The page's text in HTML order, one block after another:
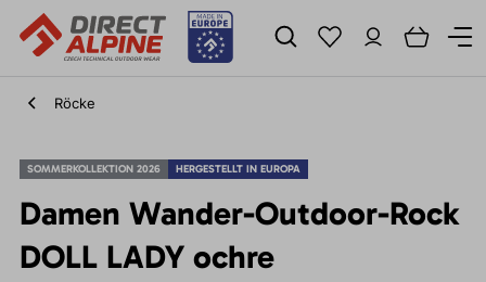
Röcke
SOMMERKOLLEKTION 2026 HERGESTELLT IN EUROPA
Damen Wander-Outdoor-Rock
DOLL LADY ochre